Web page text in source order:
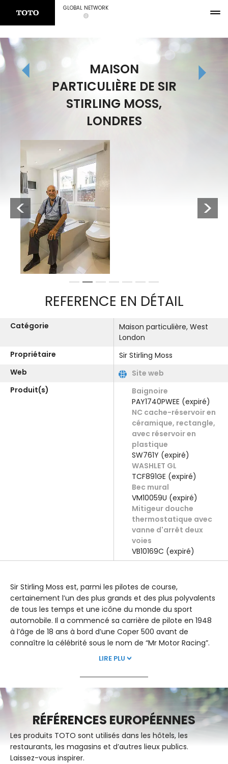
GLOBAL NETWORK
MAISON
PARTICULIÈRE DE SIR
STIRLING MOSS,
LONDRES
Previous Next
1 2 3 4 5 6 7
REFERENCE EN DÉTAIL
Catégorie
Maison particulière, West
London
Propriétaire
Sir Stirling Moss
Web
Site web
Produit(s)
Baignoire
PAY1740PWEE (expiré)
NC cache-réservoir en
céramique, rectangle,
avec réservoir en
plastique
SW761Y (expiré)
WASHLET GL
TCF891GE (expiré)
Bec mural
VM10059U (expiré)
Mitigeur douche
thermostatique avec
vanne d'arrêt deux
voies
VB10169C (expiré)
Sir Stirling Moss est, parmi les pilotes de course,
certainement l’un des plus grands et des plus polyvalents
de tous les temps et une icône du monde du sport
automobile. Il a commencé sa carrière de pilote en 1948
à l’âge de 18 ans à bord d’une Coper 500 avant de
connaître la célébrité sous le nom de “Mr Motor Racing”.
LIRE PLU
RÉFÉRENCES EUROPÉENNES
Les produits TOTO sont utilisés dans les hôtels, les
restaurants, les magasins et d’autres lieux publics.
Laissez-vous inspirer.